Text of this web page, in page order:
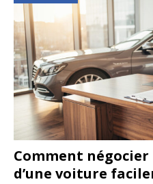
Comment
d’une voiture